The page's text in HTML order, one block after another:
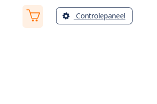
Controlepaneel